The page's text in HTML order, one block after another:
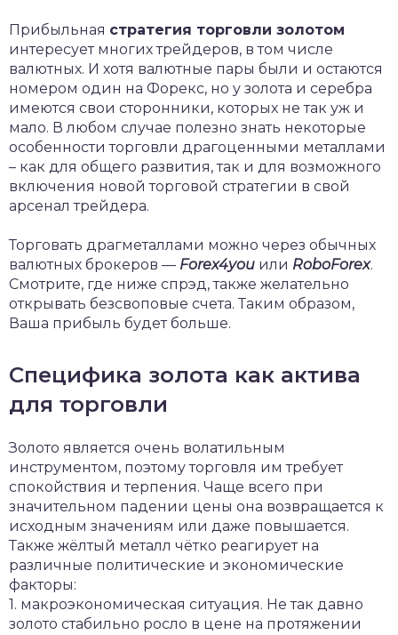
Прибыльная стратегия торговли золотом
интересует многих трейдеров, в том числе
валютных. И хотя валютные пары были и остаются
номером один на Форекс, но у золота и серебра
имеются свои сторонники, которых не так уж и
мало. В любом случае полезно знать некоторые
особенности торговли драгоценными металлами
– как для общего развития, так и для возможного
включения новой торговой стратегии в свой
арсенал трейдера.
Торговать драгметаллами можно через обычных
валютных брокеров — Forex4you или RoboForex.
Смотрите, где ниже спрэд, также желательно
открывать безсвоповые счета. Таким образом,
Ваша прибыль будет больше.
Специфика золота как актива
для торговли
Золото является очень волатильным
инструментом, поэтому торговля им требует
спокойствия и терпения. Чаще всего при
значительном падении цены она возвращается к
исходным значениям или даже повышается.
Также жёлтый металл чётко реагирует на
различные политические и экономические
факторы:
1. макроэкономическая ситуация. Не так давно
золото стабильно росло в цене на протяжении